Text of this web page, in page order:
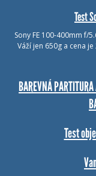
Test
Sony FE 100-400mm f/
Váží jen 650g a cena
BAREVNÁ
Test